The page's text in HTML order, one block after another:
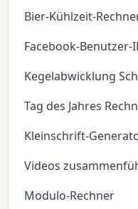
Bier-Kühlzeit-
Facebook-Benutzer-
Kegelabwicklung
Tag des Jahres
Kleinschrift-Generator
Videos
Modulo-Rechner